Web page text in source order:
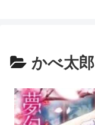
かべ太郎